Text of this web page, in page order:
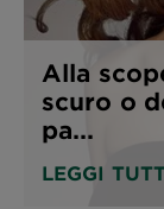
Alla
scuro o
pa...
LEGGI